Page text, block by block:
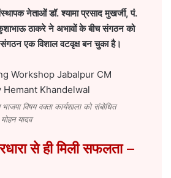
नेताओं डॉ. श्यामा प्रसाद मुखर्जी, पं.
ठाकरे ने अभावों के बीच संगठन को
एक विशाल वटवृक्ष बन चुका है।
विषय वक्ता कार्यशाला को संबोधित
यादव
से ही मिली सफलता –